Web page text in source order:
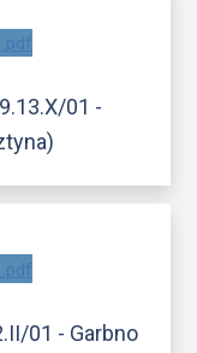
01 -
01 - Garbno